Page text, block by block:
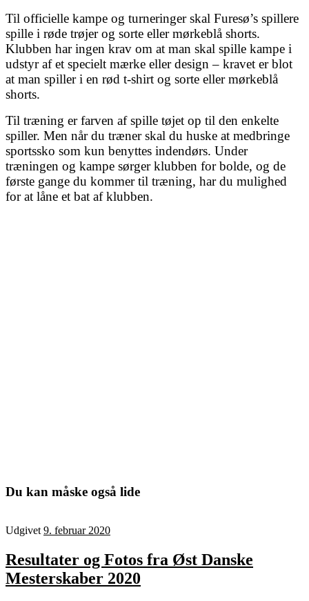
Til officielle kampe og turneringer skal Furesø’s spillere
spille i røde trøjer og sorte eller mørkeblå shorts.
Klubben har ingen krav om at man skal spille kampe i
udstyr af et specielt mærke eller design – kravet er blot
at man spiller i en rød t-shirt og sorte eller mørkeblå
shorts.
Til træning er farven af spille tøjet op til den enkelte
spiller. Men når du træner skal du huske at medbringe
sportssko som kun benyttes indendørs. Under
træningen og kampe sørger klubben for bolde, og de
første gange du kommer til træning, har du mulighed
for at låne et bat af klubben.
Du kan måske også lide
Udgivet 9. februar 2020
Resultater og Fotos fra Øst Danske
Mesterskaber 2020